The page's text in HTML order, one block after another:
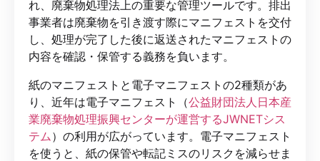
れ、廃棄物処理法上の重要な管理ツールです。排出
事業者は廃棄物を引き渡す際にマニフェストを交付
し、処理が完了した後に返送されたマニフェストの
内容を確認・保管する義務を負います。
紙のマニフェストと電子マニフェストの2種類があ
り、近年は電子マニフェスト（公益財団法人日本産
業廃棄物処理振興センターが運営するJWNETシス
テム）の利用が広がっています。電子マニフェスト
を使うと、紙の保管や転記ミスのリスクを減らせま